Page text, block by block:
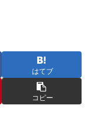
はてブ
コピー